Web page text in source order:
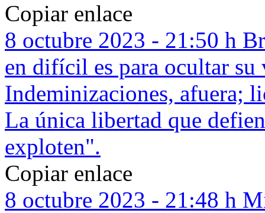
Copiar enlace
8 octubre 2023 - 21:50 h
en difícil es para ocultar su
Indeminizaciones, afuera;
La única libertad que
exploten".
Copiar enlace
8 octubre 2023 - 21:48 h